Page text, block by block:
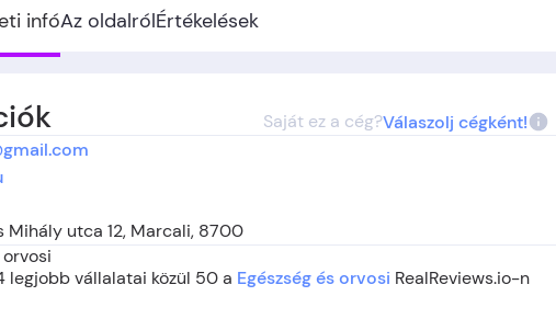
infóAz oldalrólÉrtékelések
Saját ez a cég?Válaszolj cégként!
Mihály utca 12, Marcali, 8700
orvosi
legjobb vállalatai közül 50 a Egészség és orvosi RealReviews.io-n